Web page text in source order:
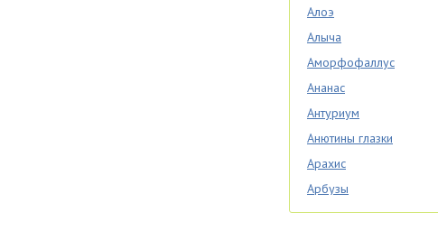
Алоэ
Алыча
Аморфофаллус
Ананас
Антуриум
Анютины глазки
Арахис
Арбузы
Аспарагус